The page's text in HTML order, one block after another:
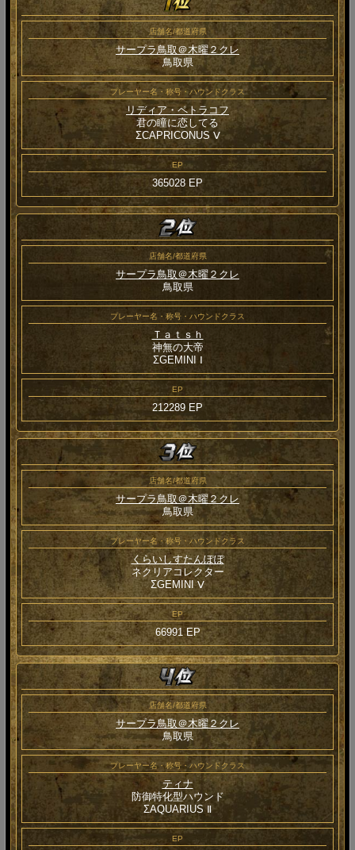
店舗名/都道府県
サープラ鳥取＠木曜２クレ
鳥取県
プレーヤー名・称号・ハウンドクラス
リディア・ペトラコフ
君の瞳に恋してる
ΣCAPRICONUS Ⅴ
EP
365028 EP
店舗名/都道府県
サープラ鳥取＠木曜２クレ
鳥取県
プレーヤー名・称号・ハウンドクラス
Ｔａｔｓｈ
神無の大帝
ΣGEMINI Ⅰ
EP
212289 EP
店舗名/都道府県
サープラ鳥取＠木曜２クレ
鳥取県
プレーヤー名・称号・ハウンドクラス
くらいしすたんぽぽ
ネクリアコレクター
ΣGEMINI Ⅴ
EP
66991 EP
店舗名/都道府県
サープラ鳥取＠木曜２クレ
鳥取県
プレーヤー名・称号・ハウンドクラス
ティナ
防御特化型ハウンド
ΣAQUARIUS Ⅱ
EP